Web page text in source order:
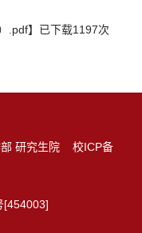
.pdf】已下载1197次
部 研究生院 校ICP备
[454003]